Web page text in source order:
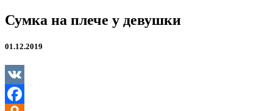
Сумка
на
у
Сумка на плече у девушки
01.12.2019
VK